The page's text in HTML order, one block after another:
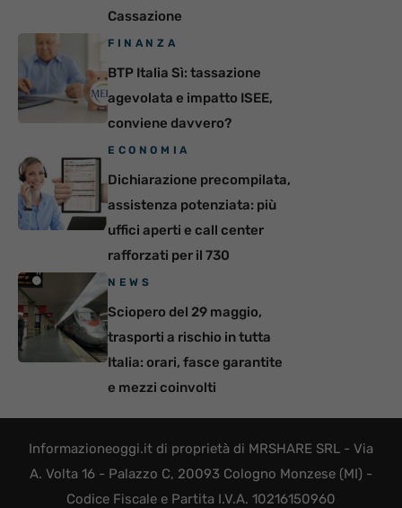
Cassazione
FINANZA
BTP Italia Sì: tassazione
agevolata e impatto ISEE,
conviene davvero?
ECONOMIA
Dichiarazione precompilata,
assistenza potenziata: più
uffici aperti e call center
rafforzati per il 730
NEWS
Sciopero del 29 maggio,
trasporti a rischio in tutta
Italia: orari, fasce garantite
e mezzi coinvolti
Informazioneoggi.it di proprietà di MRSHARE SRL - Via
A. Volta 16 - Palazzo C, 20093 Cologno Monzese (MI) -
Codice Fiscale e Partita I.V.A. 10216150960